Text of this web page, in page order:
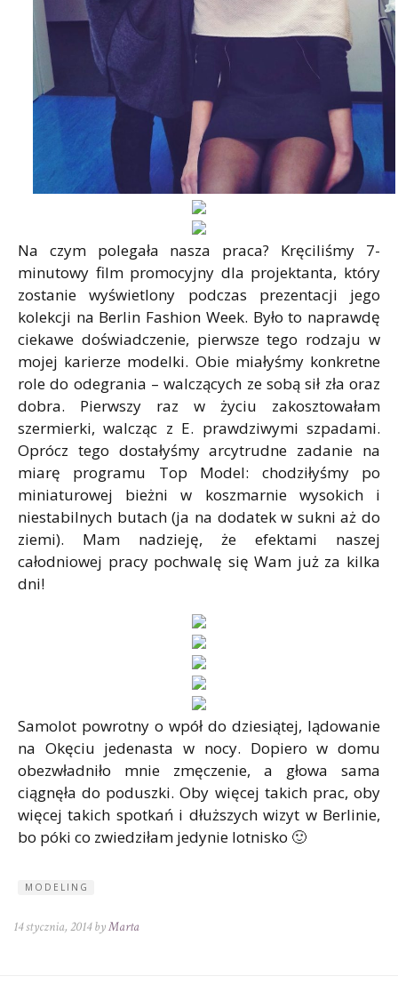
Na czym polegała nasza praca? Kręciliśmy 7-
minutowy film promocyjny dla projektanta, który
zostanie wyświetlony podczas prezentacji jego
kolekcji na Berlin Fashion Week. Było to naprawdę
ciekawe doświadczenie, pierwsze tego rodzaju w
mojej karierze modelki. Obie miałyśmy konkretne
role do odegrania – walczących ze sobą sił zła oraz
dobra. Pierwszy raz w życiu zakosztowałam
szermierki, walcząc z E. prawdziwymi szpadami.
Oprócz tego dostałyśmy arcytrudne zadanie na
miarę programu Top Model: chodziłyśmy po
miniaturowej bieżni w koszmarnie wysokich i
niestabilnych butach (ja na dodatek w sukni aż do
ziemi). Mam nadzieję, że efektami naszej
całodniowej pracy pochwalę się Wam już za kilka
dni!
Samolot powrotny o wpół do dziesiątej, lądowanie
na Okęciu jedenasta w nocy. Dopiero w domu
obezwładniło mnie zmęczenie, a głowa sama
ciągnęła do poduszki. Oby więcej takich prac, oby
więcej takich spotkań i dłuższych wizyt w Berlinie,
bo póki co zwiedziłam jedynie lotnisko 🙂
MODELING
14 stycznia, 2014 byMarta